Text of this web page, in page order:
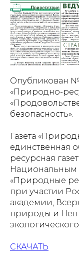
Опубликован №
«Природно-
безопасность».
Газета
единственная
ресурсная
Национальным
«Природные
при участии
академии,
природы и
СКАЧАТЬ